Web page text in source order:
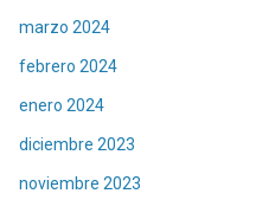
marzo 2024
febrero 2024
enero 2024
diciembre 2023
noviembre 2023